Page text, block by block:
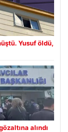
Yusuf öldü,
alındı